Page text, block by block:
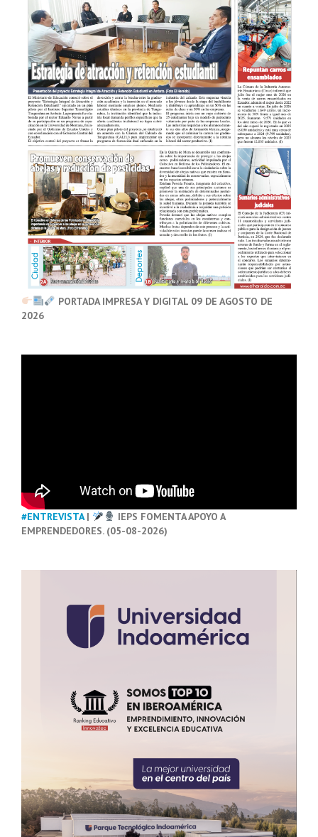
PORTADA IMPRESA Y DIGITAL 09 DE AGOSTO DE
2026
#ENTREVISTA|
IEPS FOMENTA APOYO A
EMPRENDEDORES. (05-08-2026)